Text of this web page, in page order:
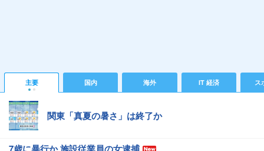
主要 国内 海外 IT 経済 ス
関東「真夏の暑さ」は終了か
7歳に暴行か 施設従業員の女逮捕